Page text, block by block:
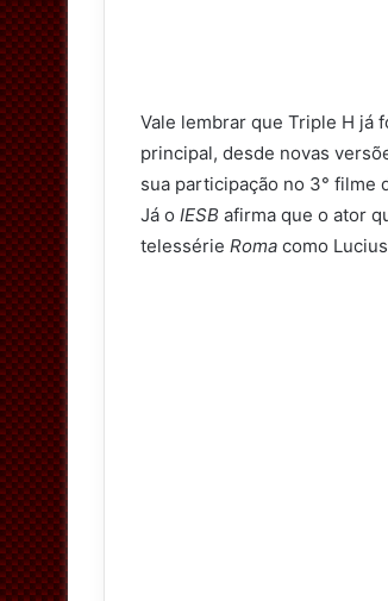
Vale lembrar que Triple H já
principal, desde novas
sua participação no 3° filme
Já o IESB afirma que o ator
telessérie Roma como